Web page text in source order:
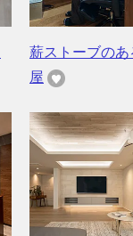
薪ストーブのあ
屋